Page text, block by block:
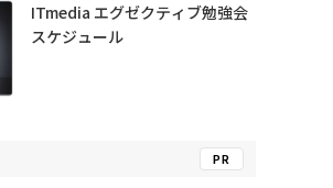
ITmedia エグゼクティブ勉強会
スケジュール
PR